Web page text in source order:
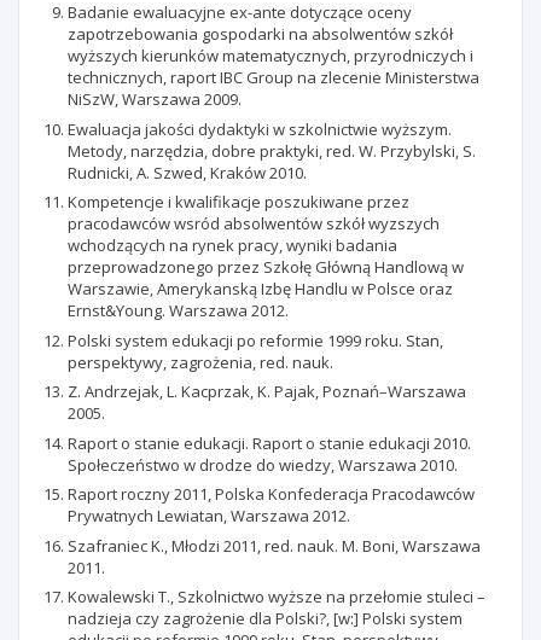
Badanie ewaluacyjne ex-ante dotyczące oceny
zapotrzebowania gospodarki na absolwentów szkół
wyższych kierunków matematycznych, przyrodniczych i
technicznych, raport IBC Group na zlecenie Ministerstwa
NiSzW, Warszawa 2009.
Ewaluacja jakości dydaktyki w szkolnictwie wyższym.
Metody, narzędzia, dobre praktyki, red. W. Przybylski, S.
Rudnicki, A. Szwed, Kraków 2010.
Kompetencje i kwalifikacje poszukiwane przez
pracodawców wsród absolwentów szkół wyzszych
wchodzących na rynek pracy, wyniki badania
przeprowadzonego przez Szkołę Główną Handlową w
Warszawie, Amerykanską Izbę Handlu w Polsce oraz
Ernst&Young. Warszawa 2012.
Polski system edukacji po reformie 1999 roku. Stan,
perspektywy, zagrożenia, red. nauk.
Z. Andrzejak, L. Kacprzak, K. Pajak, Poznań–Warszawa
2005.
Raport o stanie edukacji. Raport o stanie edukacji 2010.
Społeczeństwo w drodze do wiedzy, Warszawa 2010.
Raport roczny 2011, Polska Konfederacja Pracodawców
Prywatnych Lewiatan, Warszawa 2012.
Szafraniec K., Młodzi 2011, red. nauk. M. Boni, Warszawa
2011.
Kowalewski T., Szkolnictwo wyższe na przełomie stuleci –
nadzieja czy zagrożenie dla Polski?, [w:] Polski system